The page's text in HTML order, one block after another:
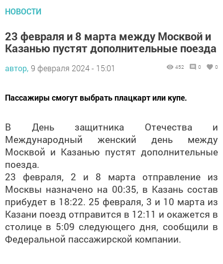
НОВОСТИ
23 февраля и 8 марта между Москвой и
Казанью пустят дополнительные поезда
автор, 9 февраля 2024 - 15:01 452 0 0
Пассажиры смогут выбрать плацкарт или купе.
В День защитника Отечества и
Международный женский день между
Москвой и Казанью пустят дополнительные
поезда.
23 февраля, 2 и 8 марта отправление из
Москвы назначено на 00:35, в Казань состав
прибудет в 18:22. 25 февраля, 3 и 10 марта из
Казани поезд отправится в 12:11 и окажется в
столице в 5:09 следующего дня, сообщили в
Федеральной пассажирской компании.